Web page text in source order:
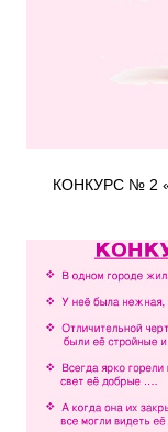
КОНКУРС № 2